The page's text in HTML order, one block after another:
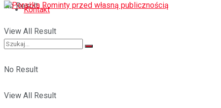
No Result
View All Result
Kontakt
No Result
View All Result